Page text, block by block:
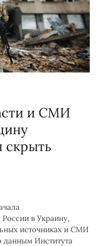
и СМИ
скрыть
в Украину,
источниках и СМИ
данным Института